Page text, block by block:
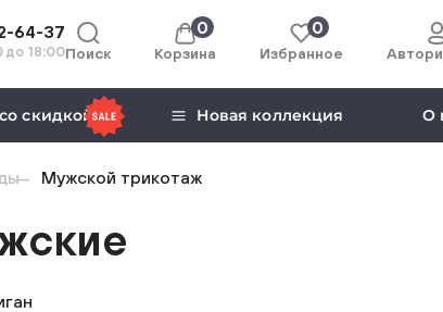
64-37
до 18:00Поиск Корзина
0 0
Избранное
скидкой Новая коллекция О
Мужской трикотаж